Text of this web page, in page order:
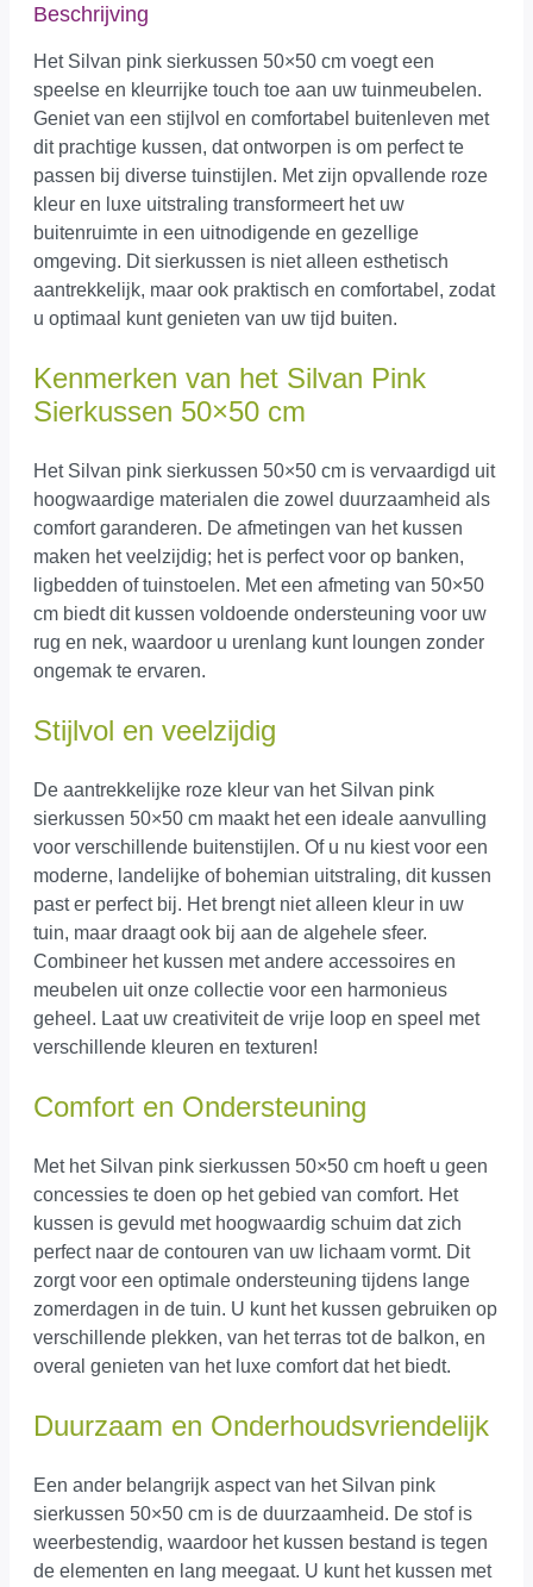
Beschrijving
Het Silvan pink sierkussen 50×50 cm voegt een
speelse en kleurrijke touch toe aan uw tuinmeubelen.
Geniet van een stijlvol en comfortabel buitenleven met
dit prachtige kussen, dat ontworpen is om perfect te
passen bij diverse tuinstijlen. Met zijn opvallende roze
kleur en luxe uitstraling transformeert het uw
buitenruimte in een uitnodigende en gezellige
omgeving. Dit sierkussen is niet alleen esthetisch
aantrekkelijk, maar ook praktisch en comfortabel, zodat
u optimaal kunt genieten van uw tijd buiten.
Kenmerken van het Silvan Pink
Sierkussen 50×50 cm
Het Silvan pink sierkussen 50×50 cm is vervaardigd uit
hoogwaardige materialen die zowel duurzaamheid als
comfort garanderen. De afmetingen van het kussen
maken het veelzijdig; het is perfect voor op banken,
ligbedden of tuinstoelen. Met een afmeting van 50×50
cm biedt dit kussen voldoende ondersteuning voor uw
rug en nek, waardoor u urenlang kunt loungen zonder
ongemak te ervaren.
Stijlvol en veelzijdig
De aantrekkelijke roze kleur van het Silvan pink
sierkussen 50×50 cm maakt het een ideale aanvulling
voor verschillende buitenstijlen. Of u nu kiest voor een
moderne, landelijke of bohemian uitstraling, dit kussen
past er perfect bij. Het brengt niet alleen kleur in uw
tuin, maar draagt ook bij aan de algehele sfeer.
Combineer het kussen met andere accessoires en
meubelen uit onze collectie voor een harmonieus
geheel. Laat uw creativiteit de vrije loop en speel met
verschillende kleuren en texturen!
Comfort en Ondersteuning
Met het Silvan pink sierkussen 50×50 cm hoeft u geen
concessies te doen op het gebied van comfort. Het
kussen is gevuld met hoogwaardig schuim dat zich
perfect naar de contouren van uw lichaam vormt. Dit
zorgt voor een optimale ondersteuning tijdens lange
zomerdagen in de tuin. U kunt het kussen gebruiken op
verschillende plekken, van het terras tot de balkon, en
overal genieten van het luxe comfort dat het biedt.
Duurzaam en Onderhoudsvriendelijk
Een ander belangrijk aspect van het Silvan pink
sierkussen 50×50 cm is de duurzaamheid. De stof is
weerbestendig, waardoor het kussen bestand is tegen
de elementen en lang meegaat. U kunt het kussen met